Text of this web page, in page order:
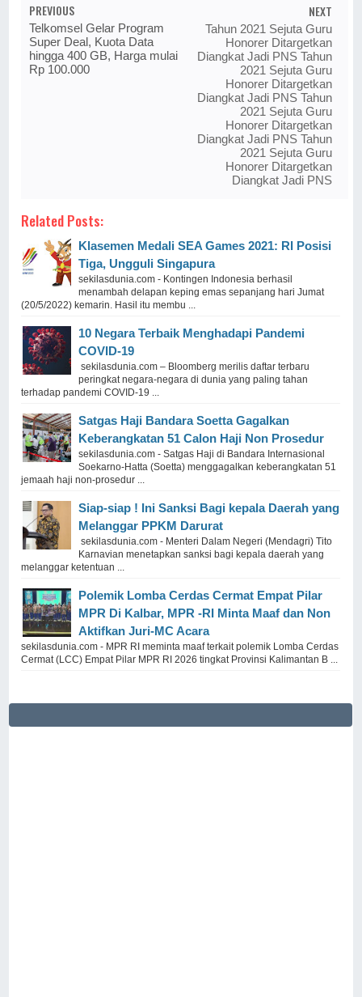
PREVIOUS
Telkomsel Gelar Program
Super Deal, Kuota Data
hingga 400 GB, Harga mulai
Rp 100.000
NEXT
Tahun 2021 Sejuta Guru
Honorer Ditargetkan
Diangkat Jadi PNS Tahun
2021 Sejuta Guru
Honorer Ditargetkan
Diangkat Jadi PNS Tahun
2021 Sejuta Guru
Honorer Ditargetkan
Diangkat Jadi PNS Tahun
2021 Sejuta Guru
Honorer Ditargetkan
Diangkat Jadi PNS
Related Posts:
Klasemen Medali SEA Games 2021: RI Posisi
Tiga, Ungguli Singapura
sekilasdunia.com - Kontingen Indonesia berhasil
menambah delapan keping emas sepanjang hari Jumat
(20/5/2022) kemarin. Hasil itu membu ...
10 Negara Terbaik Menghadapi Pandemi
COVID-19
sekilasdunia.com – Bloomberg merilis daftar terbaru
peringkat negara-negara di dunia yang paling tahan
terhadap pandemi COVID-19 ...
Satgas Haji Bandara Soetta Gagalkan
Keberangkatan 51 Calon Haji Non Prosedur
sekilasdunia.com - Satgas Haji di Bandara Internasional
Soekarno-Hatta (Soetta) menggagalkan keberangkatan 51
jemaah haji non-prosedur ...
Siap-siap ! Ini Sanksi Bagi kepala Daerah yang
Melanggar PPKM Darurat
sekilasdunia.com - Menteri Dalam Negeri (Mendagri) Tito
Karnavian menetapkan sanksi bagi kepala daerah yang
melanggar ketentuan ...
Polemik Lomba Cerdas Cermat Empat Pilar
MPR Di Kalbar, MPR -RI Minta Maaf dan Non
Aktifkan Juri-MC Acara
sekilasdunia.com - MPR RI meminta maaf terkait polemik Lomba Cerdas
Cermat (LCC) Empat Pilar MPR RI 2026 tingkat Provinsi Kalimantan B ...